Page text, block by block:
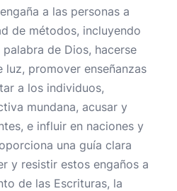
a las personas a
de métodos, incluyendo
de Dios, hacerse
luz, promover enseñanzas
a los individuos,
mundana, acusar y
e influir en naciones y
una guía clara
y resistir estos engaños a
de las Escrituras, la